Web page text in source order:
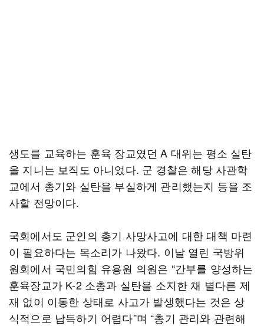
생도를 교육하는 훈육 장교였던 A 대위는 평소 실탄
을 지니는 보직도 아니었다. 군 경찰은 해당 사관학
교에서 총기와 실탄을 부실하게 관리했는지 등을 조
사할 전망이다.
국회에서도 군인의 총기 사망사고에 대한 대책 마련
이 필요하다는 목소리가 나왔다. 이날 열린 국방위
원회에서 국민의힘 유용원 의원은 “간부를 양성하는
훈육장교가 K-2 소총과 실탄을 소지한 채 별다른 제
재 없이 이동한 상태로 사고가 발생했다는 것은 상
식적으로 납득하기 어렵다”며 “총기 관리와 관련해